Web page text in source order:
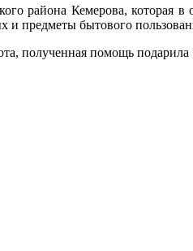
района Кемерова, которая в
и предметы бытового
помощь подарила